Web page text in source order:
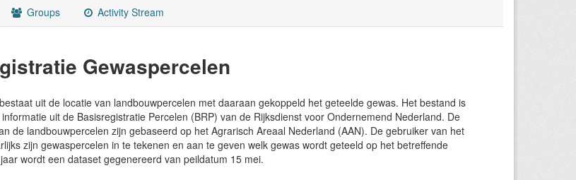
Groups Activity Stream
Gewaspercelen
uit de locatie van landbouwpercelen met daaraan gekoppeld het geteelde gewas. Het bestand is
uit de Basisregistratie Percelen (BRP) van de Rijksdienst voor Ondernemend Nederland. De
de landbouwpercelen zijn gebaseerd op het Agrarisch Areaal Nederland (AAN). De gebruiker van het
zijn gewaspercelen in te tekenen en aan te geven welk gewas wordt geteeld op het betreffende
wordt een dataset gegenereerd van peildatum 15 mei.